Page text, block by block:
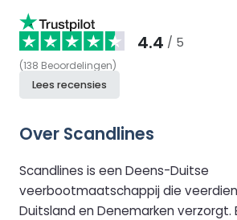
4.4 / 5
(138 Beoordelingen)
Lees recensies
Over Scandlines
Scandlines is een Deens-Duitse
veerbootmaatschappij die
Duitsland en Denemarken verzorgt.